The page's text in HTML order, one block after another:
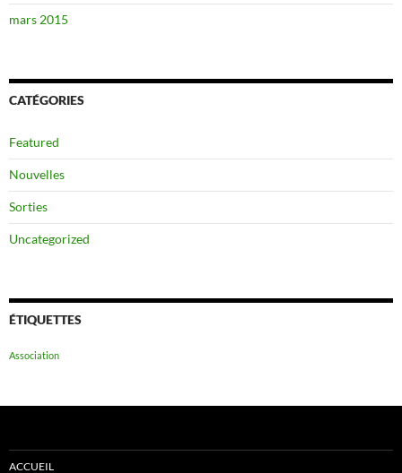
mars 2015
CATÉGORIES
Featured
Nouvelles
Sorties
Uncategorized
ÉTIQUETTES
Association
ACCUEIL